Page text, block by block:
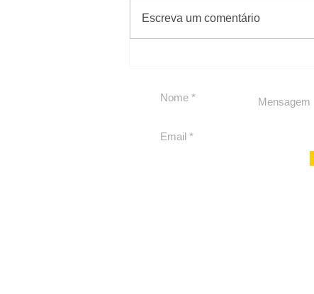
para São Paulo
Escreva um comentário
#Sugestões